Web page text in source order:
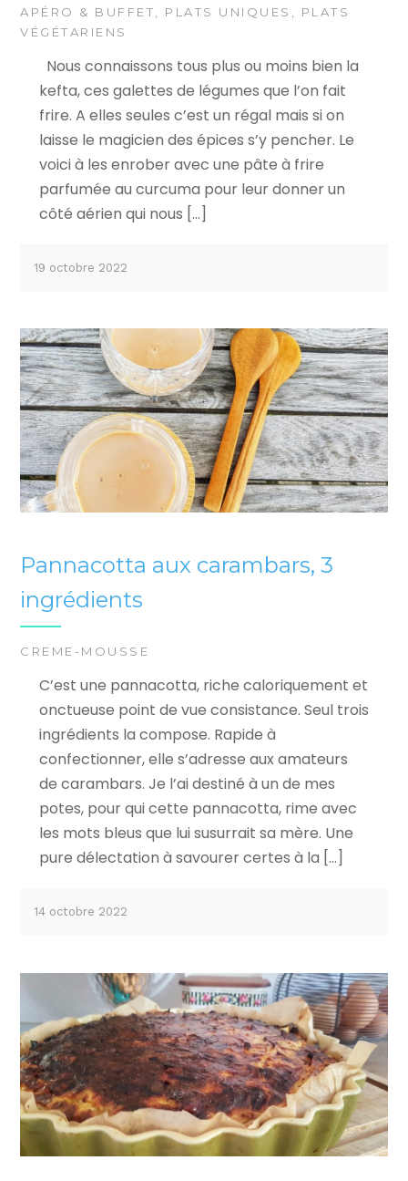
APÉRO & BUFFET PLATS UNIQUES
PLATS
VÉGÉTARIENS
Nous connaissons tous plus ou moins bien la
kefta, ces galettes de légumes que l’on fait
frire. A elles seules c’est un régal mais si on
laisse le magicien des épices s’y pencher. Le
voici à les enrober avec une pâte à frire
parfumée au curcuma pour leur donner un
côté aérien qui nous […]
19 octobre 2022
Pannacotta aux carambars, 3
ingrédients
CREME-MOUSSE
C’est une pannacotta, riche caloriquement et
onctueuse point de vue consistance. Seul trois
ingrédients la compose. Rapide à
confectionner, elle s’adresse aux amateurs
de carambars. Je l’ai destiné à un de mes
potes, pour qui cette pannacotta, rime avec
les mots bleus que lui susurrait sa mère. Une
pure délectation à savourer certes à la […]
14 octobre 2022